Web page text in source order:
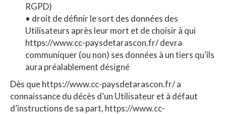
RGPD)
• droit de définir le sort des données des
Utilisateurs après leur mort et de choisir à qui
https://www.cc-paysdetarascon.fr/ devra
communiquer (ou non) ses données à un tiers qu’ils
aura préalablement désigné
Dès que https://www.cc-paysdetarascon.fr/ a
connaissance du décès d’un Utilisateur et à défaut
d’instructions de sa part, https://www.cc-